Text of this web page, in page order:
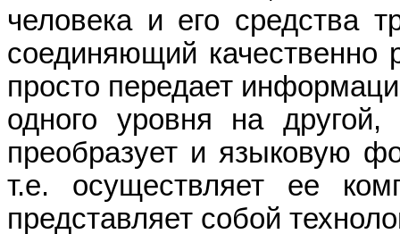
человека и его средства
соединяющий качественно
просто передает
одного уровня на
преобразует и языковую
т.е. осуществляет ее
представляет собой